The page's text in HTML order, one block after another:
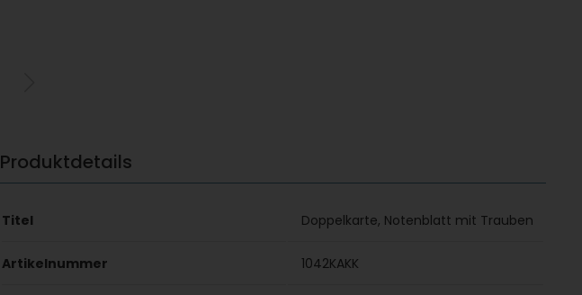
Produktdetails
Titel Doppelkarte, Notenblatt mit Trauben
Artikelnummer 1042KAKK